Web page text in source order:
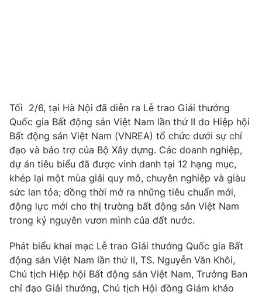
Chất lượng cuộc sống
Tuyển sinh
Học trực tuyến
Công nghệ
Hitech Công nghệ tương lai
Sản phẩm
Thị trường
Tư vấn
Giao lưu trực tuyến
Lịch phát sóng
Chuyên mục khác
Emagazine Podcast
Photo Infographic
Tối 2/6, tại Hà Nội đã diễn ra Lễ trao Giải thưởng
Quốc gia Bất động sản Việt Nam lần thứ II do Hiệp hội
Bất động sản Việt Nam (VNREA) tổ chức dưới sự chỉ
đạo và bảo trợ của Bộ Xây dựng. Các doanh nghiệp,
dự án tiêu biểu đã được vinh danh tại 12 hạng mục,
khép lại một mùa giải quy mô, chuyên nghiệp và giàu
sức lan tỏa; đồng thời mở ra những tiêu chuẩn mới,
động lực mới cho thị trường bất động sản Việt Nam
trong kỷ nguyên vươn mình của đất nước.
Phát biểu khai mạc Lễ trao Giải thưởng Quốc gia Bất
động sản Việt Nam lần thứ II, TS. Nguyễn Văn Khôi,
Chủ tịch Hiệp hội Bất động sản Việt Nam, Trưởng Ban
chỉ đạo Giải thưởng, Chủ tịch Hội đồng Giám khảo